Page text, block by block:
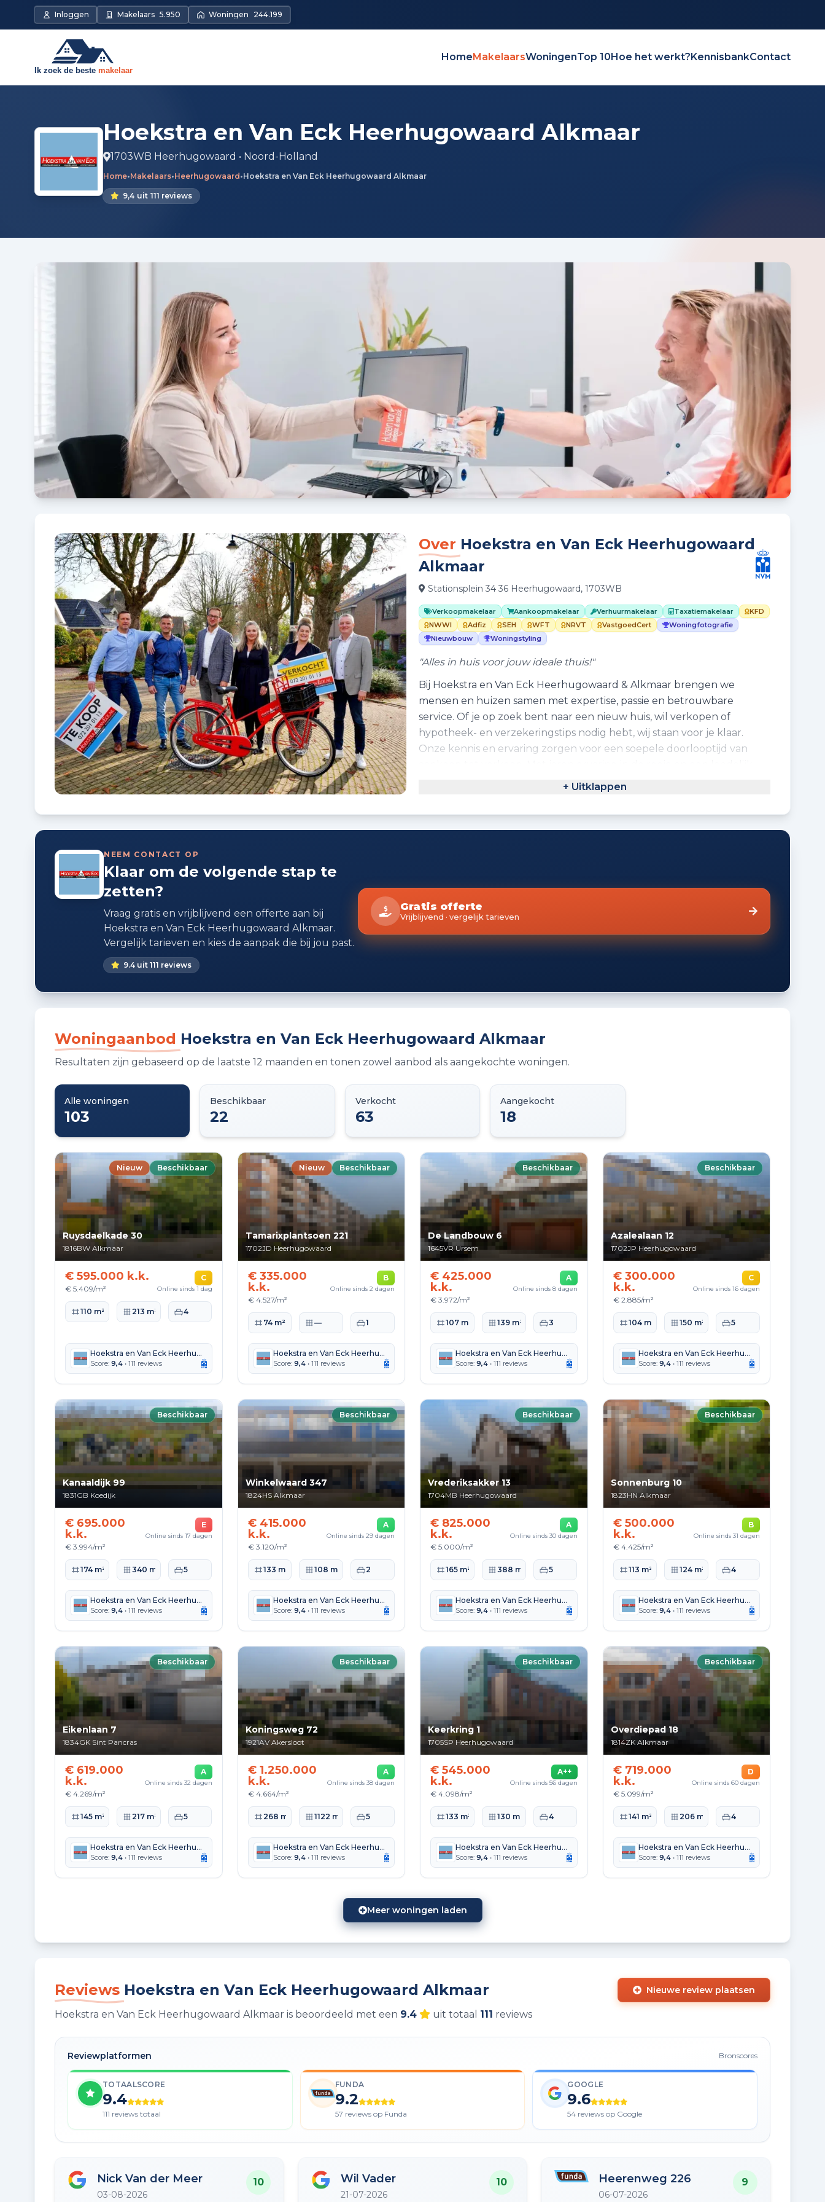
Inloggen Makelaars 5.950 Woningen 244.199
HomeMakelaarsWoningenTop 10Hoe het werkt?KennisbankContact
Hoekstra en Van Eck Heerhugowaard Alkmaar
1703WB Heerhugowaard • Noord-Holland
Home•Makelaars•Heerhugowaard •Hoekstra en Van Eck Heerhugowaard Alkmaar
9,4 uit 111 reviews
Over Hoekstra en Van Eck Heerhugowaard
Alkmaar
Stationsplein 34 36 Heerhugowaard, 1703WB
Verkoopmakelaar Aankoopmakelaar Verhuurmakelaar Taxatiemakelaar
KFD
NWWI
Adfiz SEH WFT NRVT VastgoedCert
Woningfotografie
Nieuwbouw
Woningstyling
"Alles in huis voor jouw ideale thuis!"
Bij Hoekstra en Van Eck Heerhugowaard & Alkmaar brengen we
mensen en huizen samen met expertise, passie en betrouwbare
service. Of je op zoek bent naar een nieuw huis, wil verkopen of
hypotheek- en verzekeringstips nodig hebt, wij staan voor je klaar.
Onze kennis en ervaring zorgen voor een soepele doorlooptijd van
netwerk van meer dan 30 kantoren, bieden wij sterke marketing en
aanbod en een groot bereik, wat leidt tot optimale resultaten bij de
aankoop of verkoop van woningen. Ons team is enthousiast en altijd
+ Uitklappen
NEEM CONTACT OP
Klaar om de volgende stap te
zetten?
Vraag gratis en vrijblijvend een offerte aan bij
Hoekstra en Van Eck Heerhugowaard Alkmaar.
Vergelijk tarieven en kies de aanpak die bij jou past.
9.4 uit 111 reviews
Gratis offerte
Vrijblijvend · vergelijk tarieven
Woningaanbod Hoekstra en Van Eck Heerhugowaard Alkmaar
Resultaten zijn gebaseerd op de laatste 12 maanden en tonen zowel aanbod als aangekochte woningen.
Alle woningen
103
Beschikbaar
22
Verkocht
63
Aangekocht
18
Nieuw Beschikbaar
Ruysdaelkade 30
1816BW Alkmaar
€ 595.000 k.k.
€ 5.409/m²
C
Online sinds 1 dag
Woonoppervlakte
110 m² Perceeloppervlakte
213 m² Slaapkamers
4
Hoekstra en Van Eck Heerhugowaard Alkmaar
Score: 9,4 • 111 reviews
Nieuw Beschikbaar
Tamarixplantsoen 221
1702JD Heerhugowaard
€ 335.000
k.k.
€ 4.527/m²
B
Online sinds 2 dagen
Woonoppervlakte
74 m² Perceeloppervlakte
— Slaapkamers
1
Hoekstra en Van Eck Heerhugowaard Alkmaar
Score: 9,4• 111 reviews
Beschikbaar
De Landbouw 6
1645VR Ursem
€ 425.000
k.k.
€ 3.972/m²
A
Online sinds 8 dagen
Woonoppervlakte
107 m² Perceeloppervlakte
139 m² Slaapkamers
3
Hoekstra en Van Eck Heerhugowaard Alkmaar
Score: 9,4 • 111 reviews
Beschikbaar
Azalealaan 12
1702JP Heerhugowaard
€ 300.000
k.k.
€ 2.885/m²
C
Online sinds 16 dagen
Woonoppervlakte
104 m² Perceeloppervlakte
150 m² Slaapkamers
5
Hoekstra en Van Eck Heerhugowaard Alkmaar
Score: 9,4• 111 reviews
Beschikbaar
Kanaaldijk 99
1831GB Koedijk
€ 695.000
k.k.
€ 3.994/m²
E
Online sinds 17 dagen
Woonoppervlakte
174 m² Perceeloppervlakte
340 m² Slaapkamers
5
Hoekstra en Van Eck Heerhugowaard Alkmaar
Score: 9,4 • 111 reviews
Beschikbaar
Winkelwaard 347
1824HS Alkmaar
€ 415.000
k.k.
€ 3.120/m²
A
Online sinds 29 dagen
Woonoppervlakte
133 m² Perceeloppervlakte
108 m² Slaapkamers
2
Hoekstra en Van Eck Heerhugowaard Alkmaar
Score: 9,4• 111 reviews
Beschikbaar
Vrederiksakker 13
1704MB Heerhugowaard
€ 825.000
k.k.
€ 5.000/m²
A
Online sinds 30 dagen
Woonoppervlakte
165 m² Perceeloppervlakte
388 m² Slaapkamers
5
Hoekstra en Van Eck Heerhugowaard Alkmaar
Score: 9,4 • 111 reviews
Beschikbaar
Sonnenburg 10
1823HN Alkmaar
€ 500.000
k.k.
€ 4.425/m²
B
Online sinds 31 dagen
Woonoppervlakte
113 m² Perceeloppervlakte
124 m² Slaapkamers
4
Hoekstra en Van Eck Heerhugowaard Alkmaar
Score: 9,4• 111 reviews
Beschikbaar
Eikenlaan 7
1834GK Sint Pancras
€ 619.000
k.k.
€ 4.269/m²
A
Online sinds 32 dagen
Woonoppervlakte
145 m² Perceeloppervlakte
217 m² Slaapkamers
5
Hoekstra en Van Eck Heerhugowaard Alkmaar
Score: 9,4 • 111 reviews
Beschikbaar
Koningsweg 72
1921AV Akersloot
€ 1.250.000
k.k.
€ 4.664/m²
A
Online sinds 38 dagen
Woonoppervlakte
268 m² Perceeloppervlakte
1122 m² Slaapkamers
5
Hoekstra en Van Eck Heerhugowaard Alkmaar
Score: 9,4• 111 reviews
Beschikbaar
Keerkring 1
1705SP Heerhugowaard
€ 545.000
k.k.
€ 4.098/m²
A++
Online sinds 56 dagen
Woonoppervlakte
133 m² Perceeloppervlakte
130 m² Slaapkamers
4
Hoekstra en Van Eck Heerhugowaard Alkmaar
Score: 9,4 • 111 reviews
Beschikbaar
Overdiepad 18
1814ZK Alkmaar
€ 719.000
k.k.
€ 5.099/m²
D
Online sinds 60 dagen
Woonoppervlakte
141 m² Perceeloppervlakte
206 m² Slaapkamers
4
Hoekstra en Van Eck Heerhugowaard Alkmaar
Score: 9,4• 111 reviews
Meer woningen laden
Reviews Hoekstra en Van Eck Heerhugowaard Alkmaar Nieuwe review plaatsen
Hoekstra en Van Eck Heerhugowaard Alkmaar is beoordeeld met een 9.4 uit totaal 111 reviews
Reviewplatformen Bronscores
TOTAALSCORE
9.4
111 reviews totaal
FUNDA
9.2
57 reviews op Funda
GOOGLE
9.6
54 reviews op Google
Nick Van der Meer
03-08-2026
10 Wil Vader
21-07-2026
10 Heerenweg 226
06-07-2026
9